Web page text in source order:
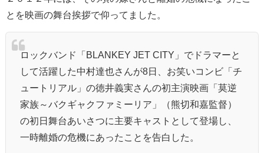
とを映画の舞台挨拶で仰ってました。
ロックバンド「BLANKEY JET CITY」でドラマーと
して活躍した中村達也さんが8日、お笑いコンビ「チ
ュートリアル」の徳井義実さんの初主演映画「莫逆
家族～バクギャクファミーリア」（熊切和嘉監督）
の初日舞台あいさつに主要キャストとして登場し、
一時離婚の危機にあったことを告白した。